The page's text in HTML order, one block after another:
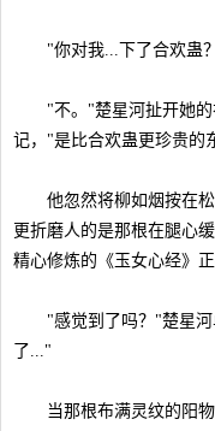
"你对我...下了合欢蛊
"不。"楚星河扯开她的
记，"是比合欢蛊更珍贵
他忽然将柳如烟按在松
更折磨人的是那根在腿心
精心修炼的《玉女心经》
"感觉到了吗？"楚星河
了..."
当那根布满灵纹的阳物